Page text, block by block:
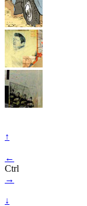
↑
←
Ctrl
→
↓